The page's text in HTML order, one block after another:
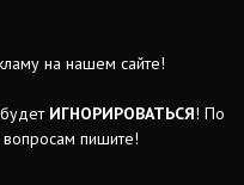
на нашем сайте!
ИГНОРИРОВАТЬСЯ! По
пишите!